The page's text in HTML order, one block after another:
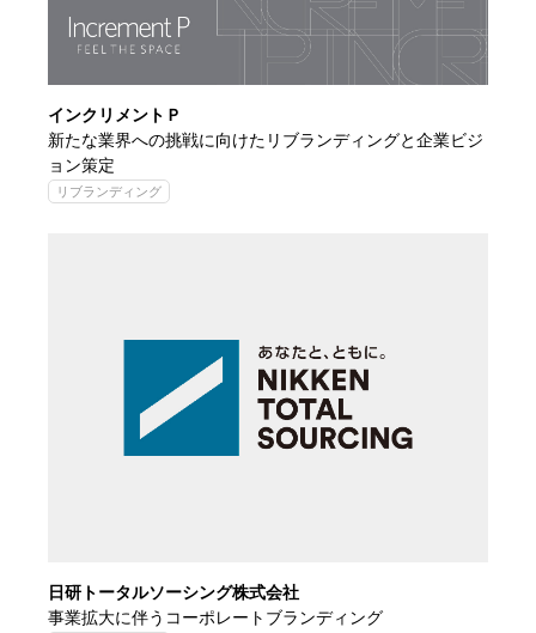
インクリメントＰ
新たな業界への挑戦に向けたリブランディングと企業ビジ
ョン策定
リブランディング
日研トータルソーシング株式会社
事業拡大に伴うコーポレートブランディング